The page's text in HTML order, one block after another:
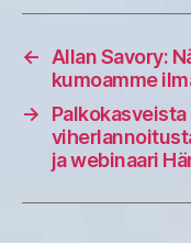
←
Allan Savory:
kumoamme
→
ja webinaari